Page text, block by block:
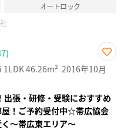
オートロック
お気
に入
1LDK46.26m² 2016年10月
出張・研修・受験におすすめ
屋！ご予約受付中☆帯広協会
～帯広東エリア～